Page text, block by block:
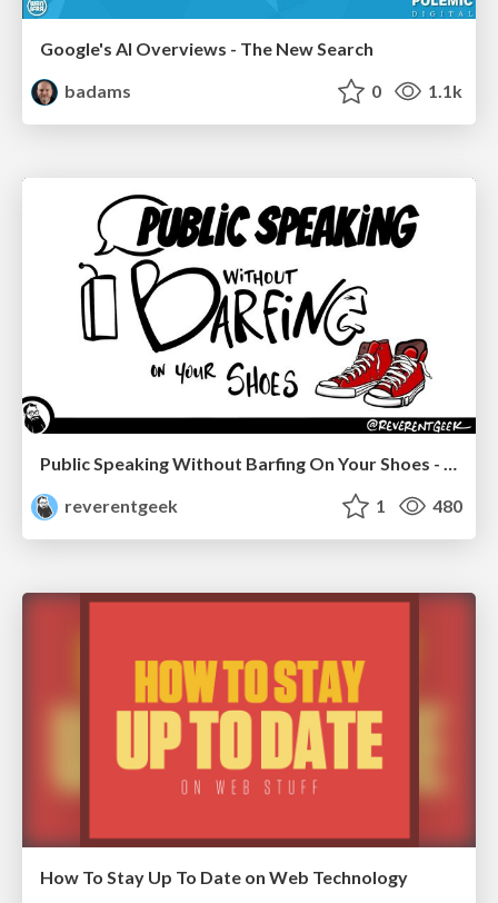
Google's AI Overviews - The New Search
badams
0 1.1k
reverentgeek
1 480
How To Stay Up To Date on Web Technology